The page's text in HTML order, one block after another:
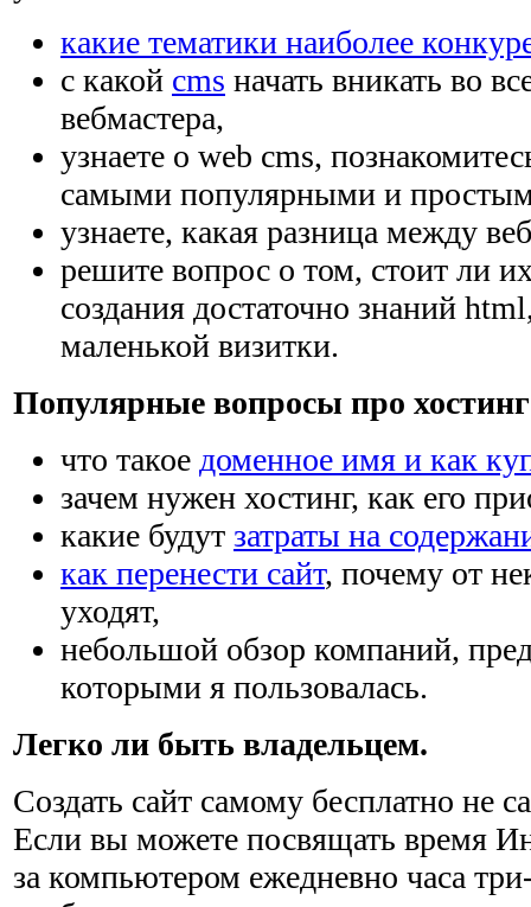
какие тематики наиболее
с какой cms начать вникать во
вебмастера,
узнаете о web cms,
самыми популярными и
узнаете, какая разница между
решите вопрос о том, стоит ли
создания достаточно знаний
маленькой визитки.
Популярные вопросы про
что такое доменное имя и как
зачем нужен хостинг, как его
какие будут затраты на
как перенести сайт, почему от
уходят,
небольшой обзор компаний,
которыми я пользовалась.
Легко ли быть владельцем.
Создать сайт самому бесплатно не
Если вы можете посвящать время
за компьютером ежедневно часа